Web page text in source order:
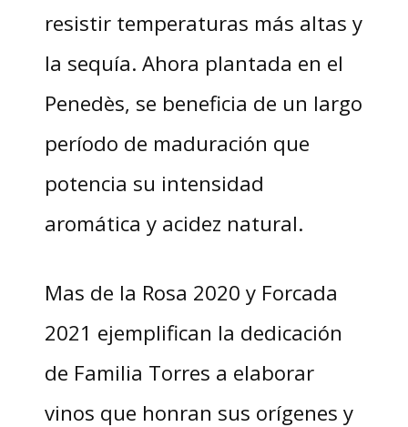
resistir temperaturas más altas y
la sequía. Ahora plantada en el
Penedès, se beneficia de un largo
período de maduración que
potencia su intensidad
aromática y acidez natural.
Mas de la Rosa 2020 y Forcada
2021 ejemplifican la dedicación
de Familia Torres a elaborar
vinos que honran sus orígenes y